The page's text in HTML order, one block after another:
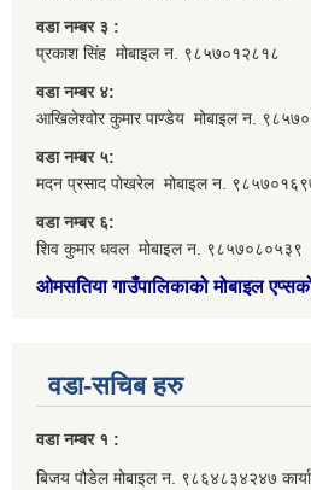
वडा नम्बर ३ :
प्रकाश सिंह मोबाइल न. ९८५७०१२८१८
वडा नम्बर ४:
आखिलेश्वोर कुमार पाण्डेय मोबाइल न.
वडा नम्बर ५:
मदन प्रसाद पोखरेल मोबाइल न.
वडा नम्बर ६:
शिव कुमार धवल मोबाइल न. ९८५७०८०५३९
ओमसतिया गाउँपालिकाको मोबाइल
वडा-सचिब हरु
वडा नम्बर १ :
बिजय पौडेल मोबाइल न. ९८६४८३४२४७